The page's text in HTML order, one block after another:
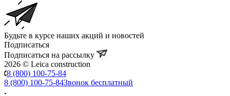
Будьте в курсе наших акций и новостей
Подписаться
Подписаться на рассылку
2026 © Leica construction
8 (800) 100-75-84
8 (800) 100-75-84Звонок бесплатный